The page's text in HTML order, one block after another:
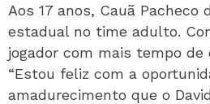
Aos 17 anos, Cauã
estadual no time adulto.
jogador com mais tempo de
“Estou feliz com a
amadurecimento que o